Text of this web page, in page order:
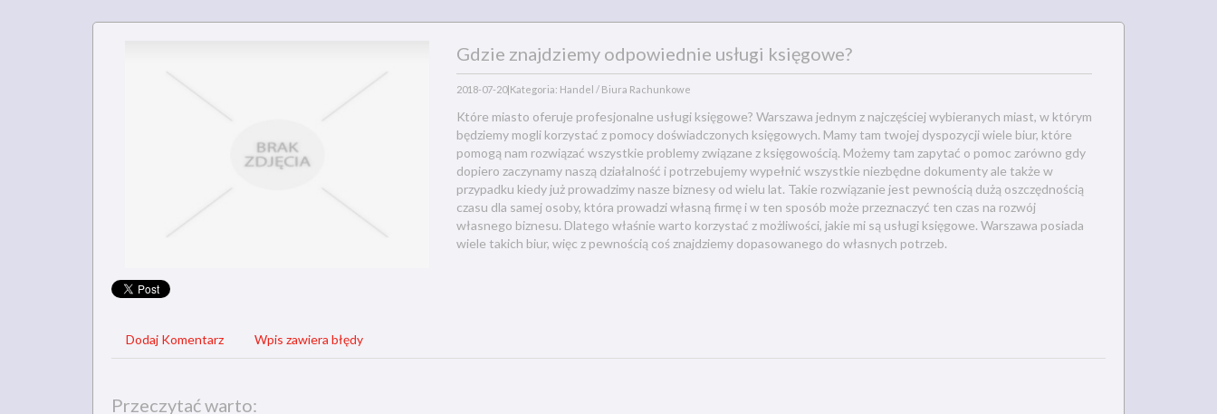
Gdzie znajdziemy odpowiednie usługi księgowe?
2018-07-20|Kategoria: Handel / Biura Rachunkowe
Które miasto oferuje profesjonalne usługi księgowe? Warszawa jednym z najczęściej wybieranych miast, w którym
będziemy mogli korzystać z pomocy doświadczonych księgowych. Mamy tam twojej dyspozycji wiele biur, które
pomogą nam rozwiązać wszystkie problemy związane z księgowością. Możemy tam zapytać o pomoc zarówno gdy
dopiero zaczynamy naszą działalność i potrzebujemy wypełnić wszystkie niezbędne dokumenty ale także w
przypadku kiedy już prowadzimy nasze biznesy od wielu lat. Takie rozwiązanie jest pewnością dużą oszczędnością
czasu dla samej osoby, która prowadzi własną firmę i w ten sposób może przeznaczyć ten czas na rozwój
własnego biznesu. Dlatego właśnie warto korzystać z możliwości, jakie mi są usługi księgowe. Warszawa posiada
wiele takich biur, więc z pewnością coś znajdziemy dopasowanego do własnych potrzeb.
Dodaj Komentarz Wpis zawiera błędy
Przeczytać warto: